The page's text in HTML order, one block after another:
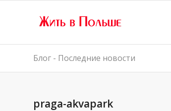
Блог - Последние новости
praga-akvapark